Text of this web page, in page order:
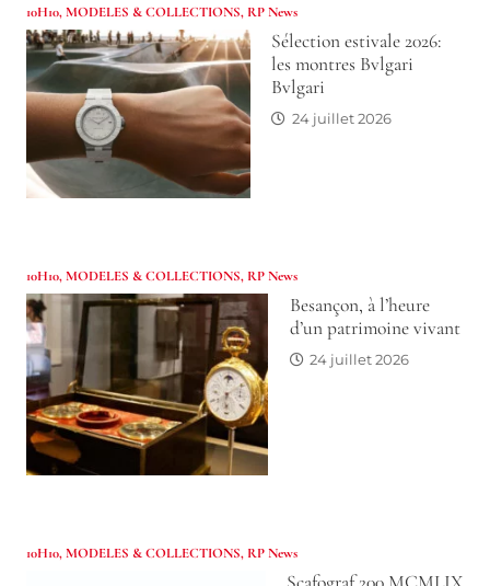
10H10,MODELES & COLLECTIONS, RP News
Sélection estivale 2026:
les montres Bvlgari
Bvlgari
24 juillet 2026
10H10,MODELES & COLLECTIONS, RP News
Besançon, à l’heure
d’un patrimoine vivant
24 juillet 2026
10H10,MODELES & COLLECTIONS, RP News